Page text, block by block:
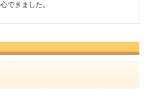
できました。